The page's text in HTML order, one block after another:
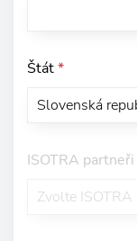
Štát*
ISOTRA partneři